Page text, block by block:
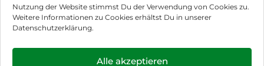
Nutzung der Website stimmst Du der Verwendung von Cookies zu.
Weitere Informationen zu Cookies erhältst Du in unserer
Datenschutzerklärung.
Alle akzeptieren
Impressum